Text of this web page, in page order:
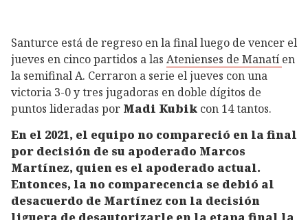
Santurce está de regreso en la final luego de vencer el
jueves en cinco partidos a las Atenienses de Manatí en
la semifinal A. Cerraron a serie el jueves con una
victoria 3-0 y tres jugadoras en doble dígitos de
puntos lideradas por Madi Kubik con 14 tantos.
En el 2021, el equipo no compareció en la final
por decisión de su apoderado Marcos
Martínez, quien es el apoderado actual.
Entonces, la no comparecencia se debió al
desacuerdo de Martínez con la decisión